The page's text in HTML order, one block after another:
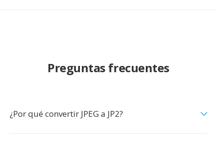
Preguntas frecuentes
¿Por qué convertir JPEG a JP2?